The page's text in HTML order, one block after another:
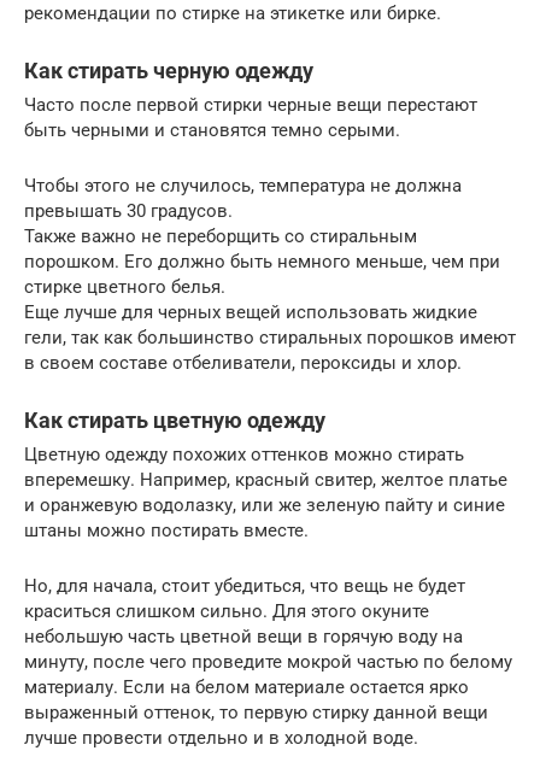
рекомендации по стирке на этикетке или бирке.
Как стирать черную одежду
Часто после первой стирки черные вещи перестают
быть черными и становятся темно серыми.
Чтобы этого не случилось, температура не должна
превышать 30 градусов.
Также важно не переборщить со стиральным
порошком. Его должно быть немного меньше, чем при
стирке цветного белья.
Еще лучше для черных вещей использовать жидкие
гели, так как большинство стиральных порошков имеют
в своем составе отбеливатели, пероксиды и хлор.
Как стирать цветную одежду
Цветную одежду похожих оттенков можно стирать
вперемешку. Например, красный свитер, желтое платье
и оранжевую водолазку, или же зеленую пайту и синие
штаны можно постирать вместе.
Но, для начала, стоит убедиться, что вещь не будет
краситься слишком сильно. Для этого окуните
небольшую часть цветной вещи в горячую воду на
минуту, после чего проведите мокрой частью по белому
материалу. Если на белом материале остается ярко
выраженный оттенок, то первую стирку данной вещи
лучше провести отдельно и в холодной воде.